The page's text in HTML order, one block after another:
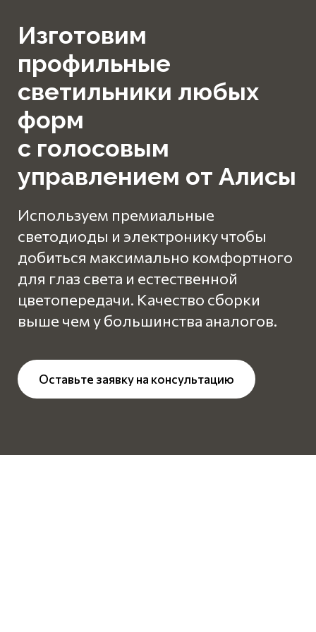
Изготовим
профильные
светильники любых
форм
с голосовым
управлением от Алисы
Используем премиальные
светодиоды и электронику чтобы
добиться максимально комфортного
для глаз света и естественной
цветопередачи. Качество сборки
выше чему большинства аналогов.
Оставьте заявку на консультацию